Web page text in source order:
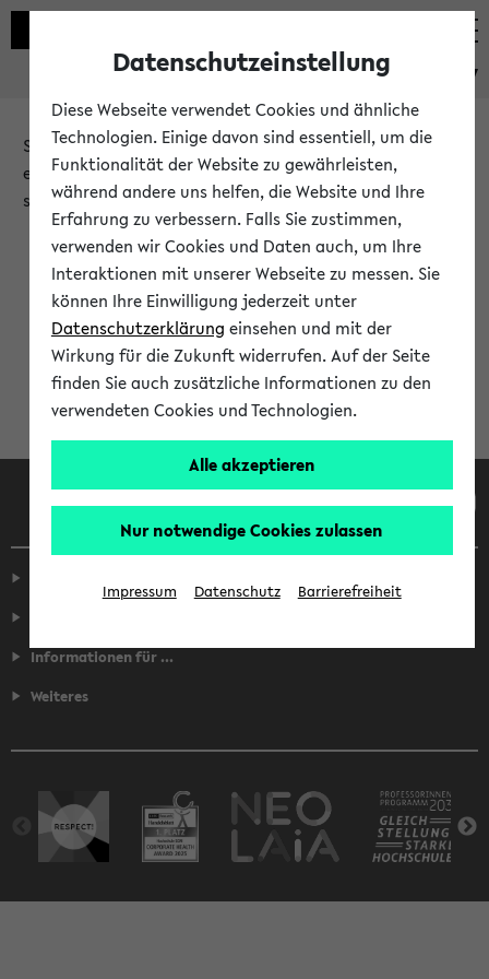
eKVV
Sie möchten auf eine eKVV Funktion zugreifen, die Ihnen
erst nach einer Anmeldung am System zur Verfügung
steht.
Bitte melden Sie sich an:
Anmeldung am eKVV
Informationen für ...
Weiteres
Datenschutzeinstellung
Diese Webseite verwendet Cookies und ähnliche
Technologien. Einige davon sind essentiell, um die
Funktionalität der Website zu gewährleisten,
während andere uns helfen, die Website und Ihre
Erfahrung zu verbessern. Falls Sie zustimmen,
verwenden wir Cookies und Daten auch, um Ihre
Interaktionen mit unserer Webseite zu messen. Sie
können Ihre Einwilligung jederzeit unter
Datenschutzerklärung einsehen und mit der
Wirkung für die Zukunft widerrufen. Auf der Seite
finden Sie auch zusätzliche Informationen zu den
verwendeten Cookies und Technologien.
Alle akzeptieren
Nur notwendige Cookies zulassen
Impressum Datenschutz Barrierefreiheit